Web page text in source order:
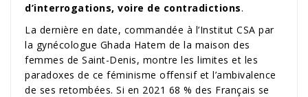
d’interrogations, voire de contradictions.
La dernière en date, commandée à l’Institut CSA par
la gynécologue Ghada Hatem de la maison des
femmes de Saint-Denis, montre les limites et les
paradoxes de ce féminisme offensif et l’ambivalence
de ses retombées. Si en 2021 68 % des Français se